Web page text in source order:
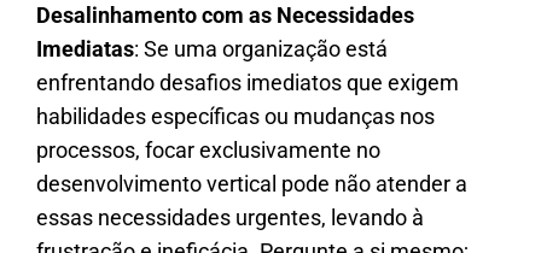
Desalinhamento com as Necessidades
Imediatas: Se uma organização está
enfrentando desafios imediatos que exigem
habilidades específicas ou mudanças nos
processos, focar exclusivamente no
desenvolvimento vertical pode não atender a
essas necessidades urgentes, levando à